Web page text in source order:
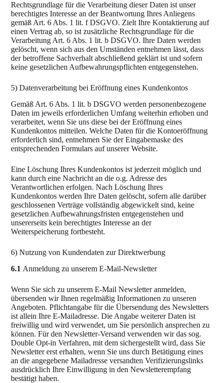
Rechtsgrundlage für die Verarbeitung dieser Daten ist unser
berechtigtes Interesse an der Beantwortung Ihres Anliegens
gemäß Art. 6 Abs. 1 lit. f DSGVO. Zielt Ihre Kontaktierung auf
einen Vertrag ab, so ist zusätzliche Rechtsgrundlage für die
Verarbeitung Art. 6 Abs. 1 lit. b DSGVO. Ihre Daten werden
gelöscht, wenn sich aus den Umständen entnehmen lässt, dass
der betroffene Sachverhalt abschließend geklärt ist und sofern
keine gesetzlichen Aufbewahrungspflichten entgegenstehen.
5) Datenverarbeitung bei Eröffnung eines Kundenkontos
Gemäß Art. 6 Abs. 1 lit. b DSGVO werden personenbezogene
Daten im jeweils erforderlichen Umfang weiterhin erhoben und
verarbeitet, wenn Sie uns diese bei der Eröffnung eines
Kundenkontos mitteilen. Welche Daten für die Kontoeröffnung
erforderlich sind, entnehmen Sie der Eingabemaske des
entsprechenden Formulars auf unserer Website.
Eine Löschung Ihres Kundenkontos ist jederzeit möglich und
kann durch eine Nachricht an die o.g. Adresse des
Verantwortlichen erfolgen. Nach Löschung Ihres
Kundenkontos werden Ihre Daten gelöscht, sofern alle darüber
geschlossenen Verträge vollständig abgewickelt sind, keine
gesetzlichen Aufbewahrungsfristen entgegenstehen und
unsererseits kein berechtigtes Interesse an der
Weiterspeicherung fortbesteht.
6) Nutzung von Kundendaten zur Direktwerbung
6.1 Anmeldung zu unserem E-Mail-Newsletter
Wenn Sie sich zu unserem E-Mail Newsletter anmelden,
übersenden wir Ihnen regelmäßig Informationen zu unseren
Angeboten. Pflichtangabe für die Übersendung des Newsletters
ist allein Ihre E-Mailadresse. Die Angabe weiterer Daten ist
freiwillig und wird verwendet, um Sie persönlich ansprechen zu
können. Für den Newsletter-Versand verwenden wir das sog.
Double Opt-in Verfahren, mit dem sichergestellt wird, dass Sie
Newsletter erst erhalten, wenn Sie uns durch Betätigung eines
an die angegebene Mailadresse versandten Verifizierungslinks
ausdrücklich Ihre Einwilligung in den Newsletterempfang
bestätigt haben.